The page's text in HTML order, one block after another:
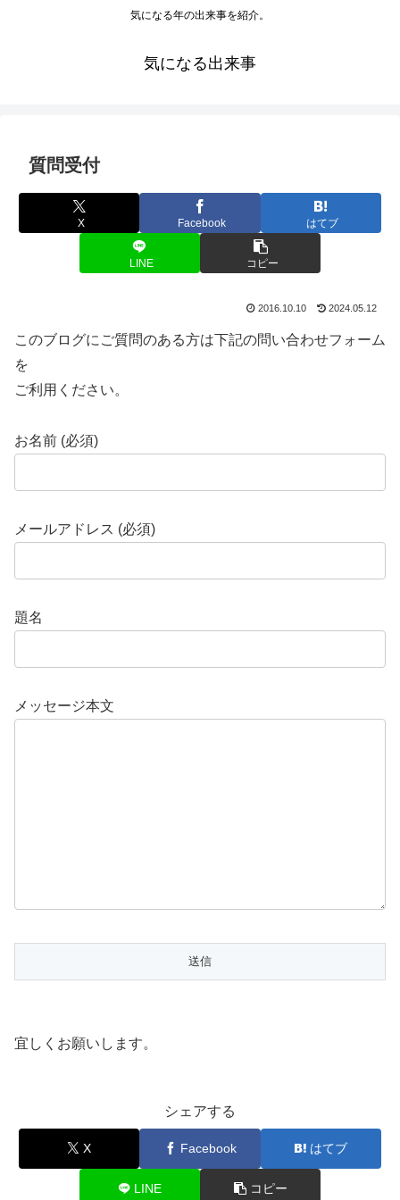
気になる年の出来事を紹介。
気になる出来事
質問受付
X Facebook はてブ
LINE コピー
2016.10.10 2024.05.12
このブログにご質問のある方は下記の問い合わせフォーム
を
ご利用ください。
お名前 (必須)
メールアドレス (必須)
題名
メッセージ本文
宜しくお願いします。
シェアする
X Facebook はてブ
LINE コピー